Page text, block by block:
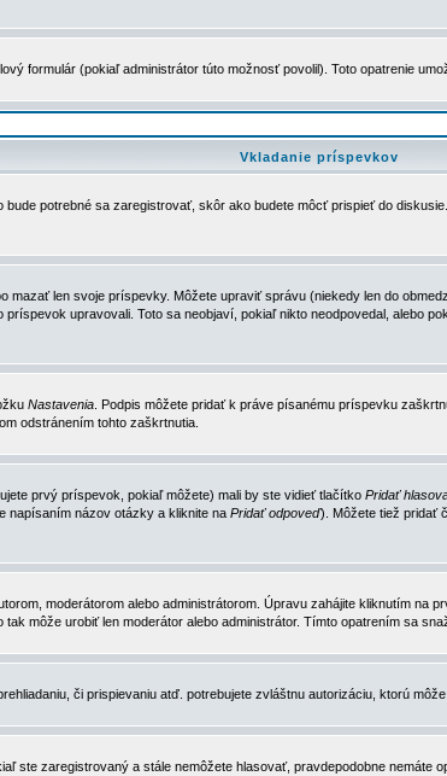
formulár (pokiaľ administrátor túto možnosť povolil). Toto opatrenie
Vkladanie príspevkov
potrebné sa zaregistrovať, skôr ako budete môcť prispieť do
mazať len svoje príspevky. Môžete upraviť správu (niekedy len do
upravovali. Toto sa neobjaví, pokiaľ nikto neodpovedal, alebo
Nastavenia . Podpis môžete pridať k práve písanému príspevku
odstránením tohto zaškrtnutia.
prvý príspevok, pokiaľ môžete) mali by ste vidieť tlačítko Pridať
napísaním názov otázky a kliknite na Pridať odpoveď). Môžete tiež pridať
moderátorom alebo administrátorom. Úpravu zahájite kliknutím
môže urobiť len moderátor alebo administrátor. Tímto opatrením sa
či prispievaniu atď. potrebujete zvláštnu autorizáciu, ktorú
ste zaregistrovaný a stále nemôžete hlasovať, pravdepodobne nemáte